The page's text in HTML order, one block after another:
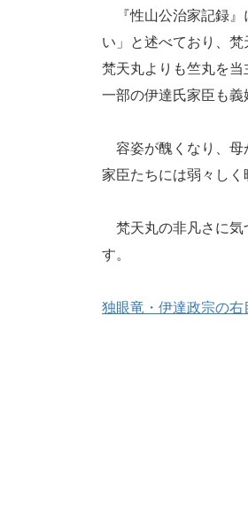
『性山公治家記録』
い」と述べており、
梵天丸よりも竺丸を
一部の伊達氏家臣も義
容姿が醜くなり、母
家臣たちには弱々しく
梵天丸の非凡さに気
す。
独眼竜・伊達政宗の